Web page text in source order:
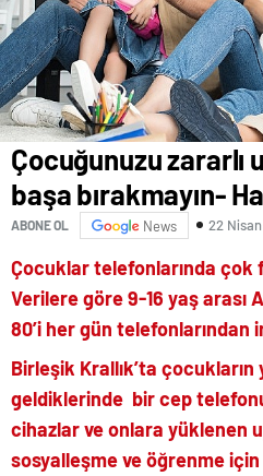
Çocuğunuzu zararlı
başa bırakmayın-
ABONE OL News 22
Çocuklar telefonlarında çok
Verilere göre 9-16 yaş arası
80’i her gün telefonlarından
Birleşik Krallık’ta çocukların
geldiklerinde bir cep
cihazlar ve onlara yüklenen
sosyalleşme ve öğrenme